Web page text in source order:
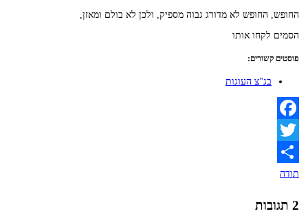
החופש, החופש לא מדורג גבוה מספיק, ולכן לא בולם ומאזן,
הסמים לקחו אותו
פוסטים קשורים:
בג"צ העוגות
Facebook
Twitter
תודה
2 תגובות